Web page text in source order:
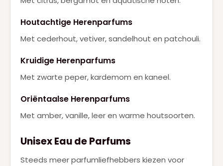
Houtachtige Herenparfums
Met cederhout, vetiver, sandelhout en patchouli.
Kruidige Herenparfums
Met zwarte peper, kardemom en kaneel.
Oriëntaalse Herenparfums
Met amber, vanille, leer en warme houtsoorten.
Unisex Eau de Parfums
Steeds meer parfumliefhebbers kiezen voor